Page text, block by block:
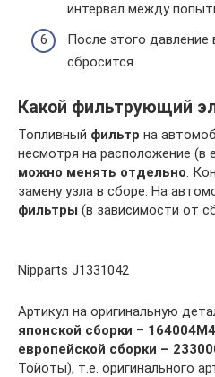
интервал между
После этого давление
сбросится.
Какой фильтрующий
Топливный фильтр на
несмотря на расположение (в
можно менять отдельно .
замену узла в сборе. На
фильтры (в зависимости от
Nipparts J1331042
Артикул на оригинальную
японской сборки –
европейской сборки –
Тойоты), т.е. оригинального